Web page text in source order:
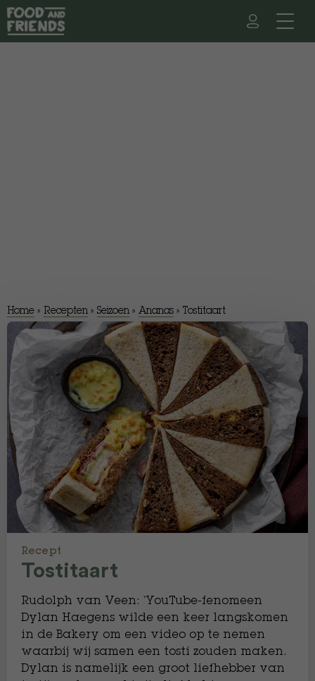
Home » Recepten » Seizoen » Ananas » Tostitaart
Recept
Tostitaart
Rudolph van Veen: ‘YouTube-fenomeen
Dylan Haegens wilde een keer langskomen
in de Bakery om een video op te nemen
waarbij wij samen een tosti zouden maken.
Dylan is namelijk een groot liefhebber van